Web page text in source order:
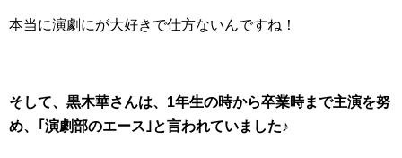
本当に演劇にが大好きで仕方ないんですね！
そして、黒木華さんは、1年生の時から卒業時まで主演を努
め、｢演劇部のエース｣と言われていました♪